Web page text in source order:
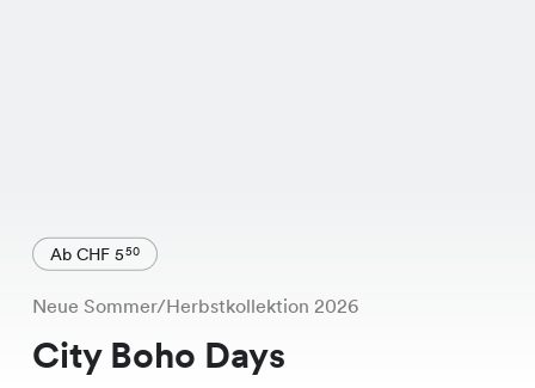
Ab CHF 550
Neue Sommer/Herbstkollektion 2026
City Boho Days